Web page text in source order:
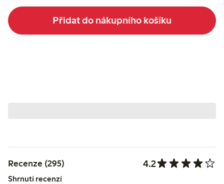
Přidat do nákupního košíku
Recenze (295) 4.2
Shrnutí recenzí